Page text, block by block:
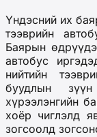
Үндэсний их
тээврийн
Баярын
автобус
нийтийн
буудлын
хүрээлэнгийн
хоёр чиглэлд
зогсоолд